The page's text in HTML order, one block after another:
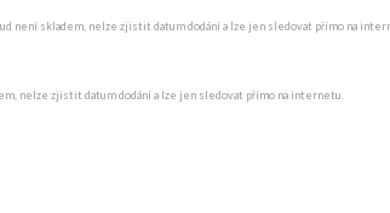
není skladem, nelze zjistit datum dodání a lze jen sledovat přímo na
nelze zjistit datum dodání a lze jen sledovat přímo na internetu.